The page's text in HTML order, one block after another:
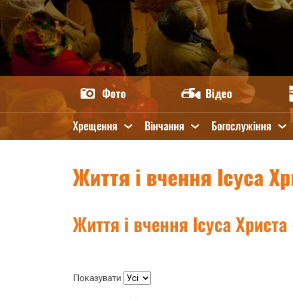
Фото Відео
Хрещення Вінчання Богослужіння
Життя і вчення Ісуса
Життя і вчення Ісуса
Показувати